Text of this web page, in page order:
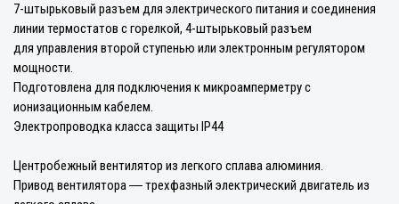
7-штырьковый разъем для электрического питания и соединения
линии термостатов с горелкой, 4-штырьковый разъем
для управления второй ступенью или электронным регулятором
мощности.
Подготовлена для подключения к микроамперметру с
ионизационным кабелем.
Электропроводка класса защиты IP44
Центробежный вентилятор из легкого сплава алюминия.
Привод вентилятора ― трехфазный электрический двигатель из